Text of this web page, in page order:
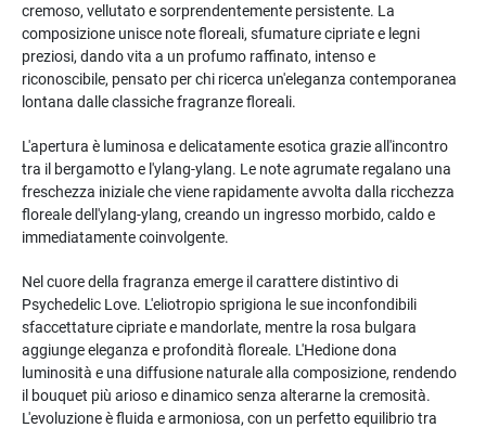
cremoso, vellutato e sorprendentemente persistente. La
composizione unisce note floreali, sfumature cipriate e legni
preziosi, dando vita a un profumo raffinato, intenso e
riconoscibile, pensato per chi ricerca un'eleganza contemporanea
lontana dalle classiche fragranze floreali.
L'apertura è luminosa e delicatamente esotica grazie all'incontro
tra il bergamotto e l'ylang-ylang. Le note agrumate regalano una
freschezza iniziale che viene rapidamente avvolta dalla ricchezza
floreale dell'ylang-ylang, creando un ingresso morbido, caldo e
immediatamente coinvolgente.
Nel cuore della fragranza emerge il carattere distintivo di
Psychedelic Love. L'eliotropio sprigiona le sue inconfondibili
sfaccettature cipriate e mandorlate, mentre la rosa bulgara
aggiunge eleganza e profondità floreale. L'Hedione dona
luminosità e una diffusione naturale alla composizione, rendendo
il bouquet più arioso e dinamico senza alterarne la cremosità.
L'evoluzione è fluida e armoniosa, con un perfetto equilibrio tra